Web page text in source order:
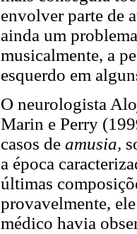
envolver parte de
ainda um
musicalmente, a
esquerdo em
O neurologista
Marin e Perry
casos de amusia,
a época
últimas
provavelmente,
médico havia